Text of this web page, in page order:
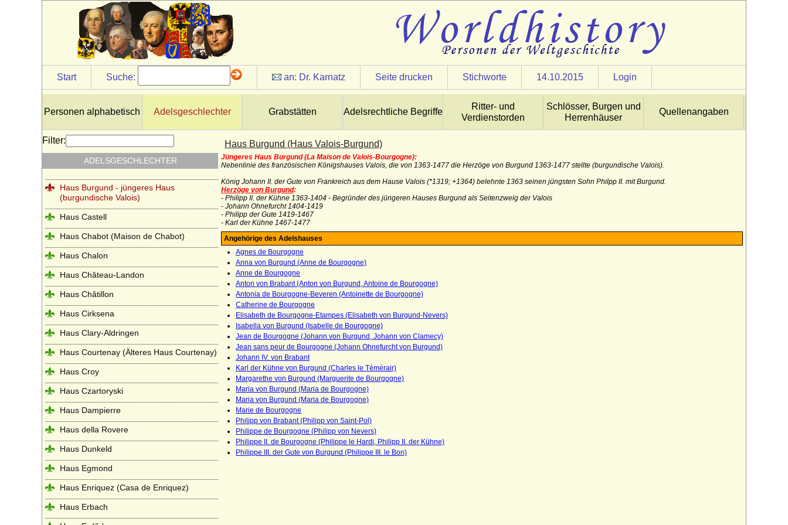
Start Suche: an: Dr. Karnatz Seite drucken Stichworte 14.10.2015 Login
Personen alphabetisch Adelsgeschlechter Grabstätten Adelsrechtliche Begriffe
Ritter- und
Verdienstorden
Schlösser, Burgen und
Herrenhäuser
Quellenangaben
Haus Burgund (Haus Valois-Burgund)
Jüngeres Haus Burgund (La Maison de Valois-Bourgogne):
Nebenlinie des französischen Königshauses Valois, die von 1363-1477 die Herzöge von Burgund 1363-1477 stellte (burgundische Valois).
König Johann II. der Gute von Frankreich aus dem Hause Valois (*1319; +1364) belehnte 1363 seinen jüngsten Sohn Philpp II. mit Burgund.
Herzöge von Burgund:
- Philipp II. der Kühne 1363-1404 - Begründer des jüngeren Hauses Burgund als Seitenzweig der Valois
- Johann Ohnefurcht 1404-1419
- Philipp der Gute 1419-1467
- Karl der Kühne 1467-1477
Angehörige des Adelshauses
Agnes de Bourgogne
Anna von Burgund (Anne de Bourgogne)
Anne de Bourgogne
Anton von Brabant (Anton von Burgund, Antoine de Bourgogne)
Antonia de Bourgogne-Beveren (Antoinette de Bourgogne)
Catherine de Bourgogne
Elisabeth de Bourgogne-Etampes (Elisabeth von Burgund-Nevers)
Isabella von Burgund (Isabelle de Bourgogne)
Jean de Bourgogne (Johann von Burgund, Johann von Clamecy)
Jean sans peur de Bourgogne (Johann Ohnefurcht von Burgund)
Johann IV. von Brabant
Karl der Kühne von Burgund (Charles le Témérair)
Margarethe von Burgund (Marguerite de Bourgogne)
Maria von Burgund (Maria de Bourgogne)
Maria von Burgund (Maria de Bourgogne)
Marie de Bourgogne
Philipp von Brabant (Philipp von Saint-Pol)
Philippe de Bourgogne (Philipp von Nevers)
Philippe II. de Bourgogne (Philippe le Hardi, Philipp II. der Kühne)
Philippe III. der Gute von Burgund (Philippe III. le Bon)
Filter:
ADELSGESCHLECHTER
Haus Bourbon-Sizilien (Bourbon-Beider-
Sizilien, Neapel-Sizilien)
Haus Bourbon-Vendome
Haus Braganza
Haus Bruce
Haus Burgund - älteres Haus (Haus
Burgund-Portugal)
Haus Burgund - älteres Haus (Herzöge
von Burgund 1032-1361)
Haus Burgund-Ivrea
Haus Burgund - jüngeres Haus
(burgundische Valois)
Haus Castell
Haus Chabot (Maison de Chabot)
Haus Chalon
Haus Château-Landon
Haus Châtillon
Haus Cirksena
Haus Clary-Aldringen
Haus Courtenay (Älteres Haus Courtenay)
Haus Croy
Haus Czartoryski
Haus Dampierre
Haus della Rovere
Haus Dunkeld
Haus Egmond
Haus Enriquez (Casa de Enriquez)
Haus Erbach